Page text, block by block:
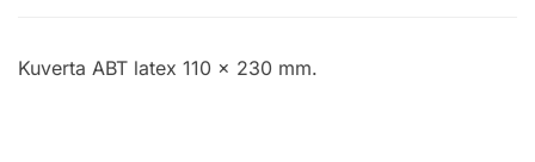
Kuverta ABT latex 110 x 230 mm.